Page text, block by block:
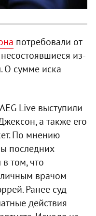
потребовали от
из-
О сумме иска
Live выступили
а также его
По мнению
последних
том, что
личным врачом
Ранее суд
действия